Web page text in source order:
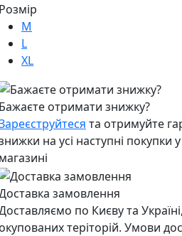
Розмір
M
L
XL
Бажаєте отримати знижку?
та отримуйте
на усі наступні покупки
магазині
замовлення
по Києву та
окупованих теріторій. Умови